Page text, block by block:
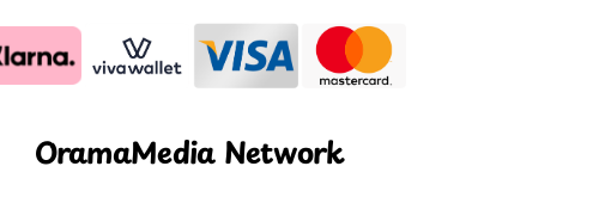
OramaMedia Network